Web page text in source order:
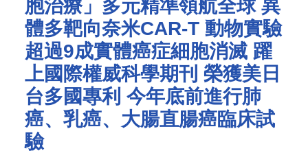
胞治療」多元精準領航全球 異
體多靶向奈米CAR-T 動物實驗
超過9成實體癌症細胞消滅 躍
上國際權威科學期刊 榮獲美日
台多國專利 今年底前進行肺
癌、乳癌、大腸直腸癌臨床試
驗